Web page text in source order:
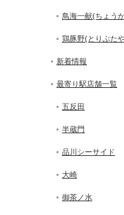
鳥海一献(ちょう
鶏豚野(とりぶた
新着情報
最寄り駅店舗一覧
五反田
半蔵門
品川シーサイド
大崎
御茶ノ水